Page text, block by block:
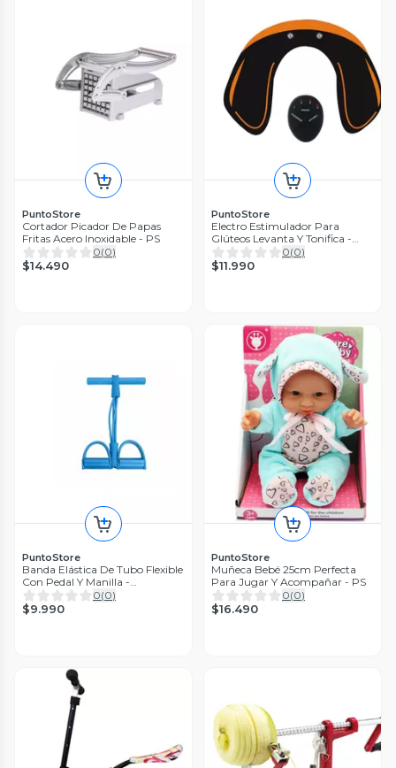
PuntoStore
Cortador Picador De Papas
Fritas Acero Inoxidable - PS
0(0)
$14.490
PuntoStore
Electro Estimulador Para
Glúteos Levanta Y Tonifica -
PuntoStore
0(0)
$11.990
PuntoStore
Banda Elástica De Tubo Flexible
Con Pedal Y Manilla -
PuntoStore
0(0)
$9.990
PuntoStore
Muñeca Bebé 25cm Perfecta
Para Jugar Y Acompañar - PS
0(0)
$16.490